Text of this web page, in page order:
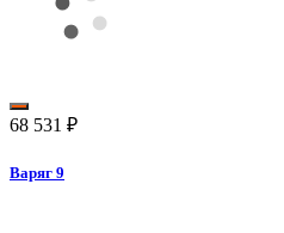
68 531 ₽
Варяг 9